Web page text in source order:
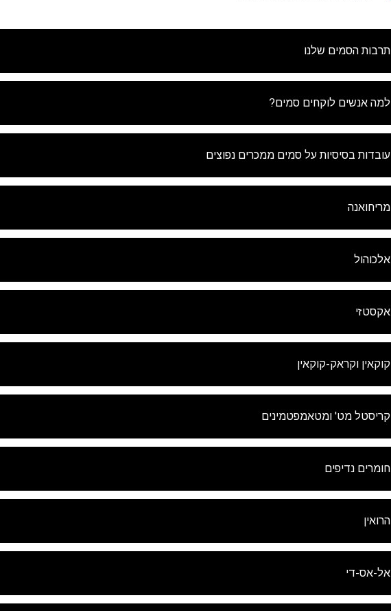
תרבות הסמים שלנו
למה אנשים לוקחים סמים?
עובדות בסיסיות על סמים ממכרים נפוצים
מריחואנה
אלכוהול
אקסטזי
קוקאין וקראק-קוקאין
קריסטל מט' ומטאמפטמינים
חומרים נדיפים
הרואין
אל-אס-די